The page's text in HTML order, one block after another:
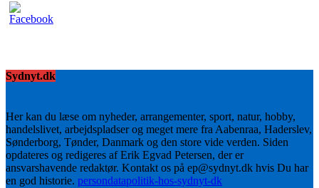
Sydnyt.dk
Her kan du læse om nyheder, arrangementer, sport, natur, hobby,
handelslivet, arbejdspladser og meget mere fra Aabenraa, Haderslev,
Sønderborg, Tønder, Danmark og den store vide verden. Siden
opdateres og redigeres af Erik Egvad Petersen, der er
ansvarshavende redaktør. Kontakt os på ep@sydnyt.dk hvis Du har
en god historie. persondatapolitik-hos-sydnyt-dk